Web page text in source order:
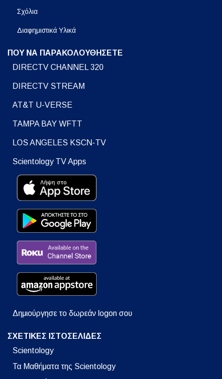
Σχόλια
Διαφημιστικά Υλικά
ΠΟΥ ΝΑ ΠΑΡΑΚΟΛΟΥΘΗΣΕΤΕ
DIRECTV CHANNEL 320
DIRECTV STREAM
AT&T U-VERSE
TAMPA BAY WFTT
LOS ANGELES KSCN-TV
Scientology TV Apps
Δημιούργησε το δωρεάν logon σου
ΣΧΕΤΙΚΕΣ ΙΣΤΟΣΕΛΙΔΕΣ
Scientology
Τα Μαθήματα της Scientology